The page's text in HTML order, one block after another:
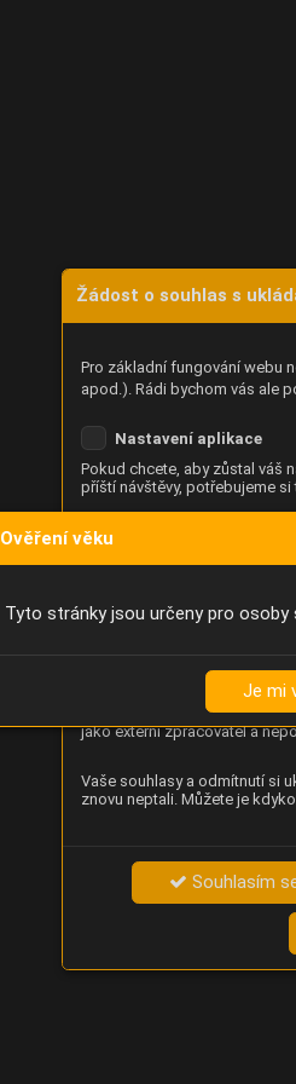
Žádost o souhlas s
Pro základní fungování webu
apod.). Rádi bychom vás ale
Nastavení aplikace
Pokud chcete, aby zůstal váš
příští návštěvy, potřebujeme
Analýza chování návštěvníků
stránek a heatmapy), která
zlepšovat obsah a
jako externí zpracovatel a
Vaše souhlasy a odmítnutí si
znovu neptali. Můžete je
Souhlasím
Ověření věku
Tyto stránky jsou určeny pro
Je mi